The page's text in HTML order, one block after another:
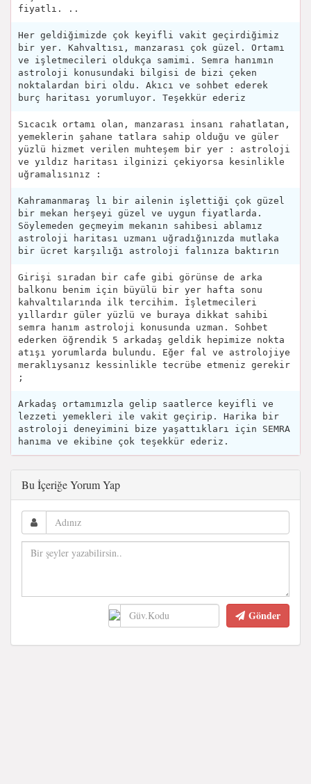
fiyatlı. ..
Her geldiğimizde çok keyifli vakit geçirdiğimiz
bir yer. Kahvaltısı, manzarası çok güzel. Ortamı
ve işletmecileri oldukça samimi. Semra hanımın
astroloji konusundaki bilgisi de bizi çeken
noktalardan biri oldu. Akıcı ve sohbet ederek
burç haritası yorumluyor. Teşekkür ederiz
Sıcacık ortamı olan, manzarası insanı rahatlatan,
yemeklerin şahane tatlara sahip olduğu ve güler
yüzlü hizmet verilen muhteşem bir yer : astroloji
ve yıldız haritası ilginizi çekiyorsa kesinlikle
uğramalısınız :
Kahramanmaraş lı bir ailenin işlettiği çok güzel
bir mekan herşeyi güzel ve uygun fiyatlarda.
Söylemeden geçmeyim mekanın sahibesi ablamız
astroloji haritası uzmanı uğradığınızda mutlaka
bir ücret karşılığı astroloji falınıza baktırın
Girişi sıradan bir cafe gibi görünse de arka
balkonu benim için büyülü bir yer hafta sonu
kahvaltılarında ilk tercihim. İşletmecileri
yıllardır güler yüzlü ve buraya dikkat sahibi
semra hanım astroloji konusunda uzman. Sohbet
ederken öğrendik 5 arkadaş geldik hepimize nokta
atışı yorumlarda bulundu. Eğer fal ve astrolojiye
meraklıysanız kessinlikle tecrübe etmeniz gerekir
;
Arkadaş ortamımızla gelip saatlerce keyifli ve
lezzeti yemekleri ile vakit geçirip. Harika bir
astroloji deneyimini bize yaşattıkları için SEMRA
hanıma ve ekibine çok teşekkür ederiz.
Bu İçeriğe Yorum Yap
Gönder